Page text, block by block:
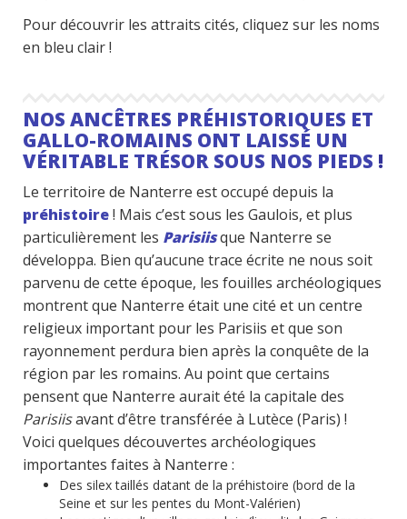
Pour découvrir les attraits cités, cliquez sur les noms
en bleu clair !
NOS ANCÊTRES PRÉHISTORIQUES ET
GALLO-ROMAINS ONT LAISSÉ UN
VÉRITABLE TRÉSOR SOUS NOS PIEDS !
Le territoire de Nanterre est occupé depuis la
préhistoire! Mais c’est sous les Gaulois, et plus
particulièrement les Parisiisque Nanterre se
développa. Bien qu’aucune trace écrite ne nous soit
parvenu de cette époque, les fouilles archéologiques
montrent que Nanterre était une cité et un centre
religieux important pour les Parisiis et que son
rayonnement perdura bien après la conquête de la
région par les romains. Au point que certains
pensent que Nanterre aurait été la capitale des
Parisiisavant d’être transférée à Lutèce (Paris) !
Voici quelques découvertes archéologiques
importantes faites à Nanterre :
Des silex taillés datant de la préhistoire (bord de la
Seine et sur les pentes du Mont-Valérien)